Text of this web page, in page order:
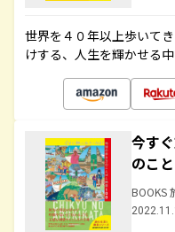
世界を４０年以上歩いて
けする、人生を輝かせる
今す
のこ
BOOKS